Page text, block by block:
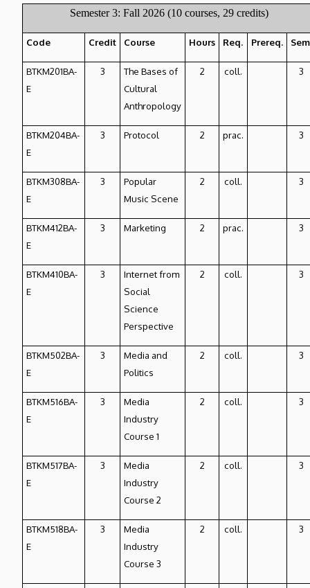
Semester 3: Fall 2026 (10 courses, 29 credits)
Code Credit Course Hours Req. Prereq.
BTKM201BA-
E
3
The Bases of
Cultural
Anthropology
2 coll. 3
BTKM204BA-
E
3 Protocol 2 prac. 3
BTKM308BA-
E
3
Popular
Music Scene
2 coll. 3
BTKM412BA-
E
3 Marketing 2 prac. 3
BTKM410BA-
E
3
Internet from
Social
Science
Perspective
2 coll. 3
BTKM502BA-
E
3
Media and
Politics
2 coll. 3
BTKM516BA-
E
3
Media
Industry
Course 1
2 coll. 3
BTKM517BA-
E
3
Media
Industry
Course 2
2 coll. 3
BTKM518BA-
E
3
Media
Industry
Course 3
2 coll. 3